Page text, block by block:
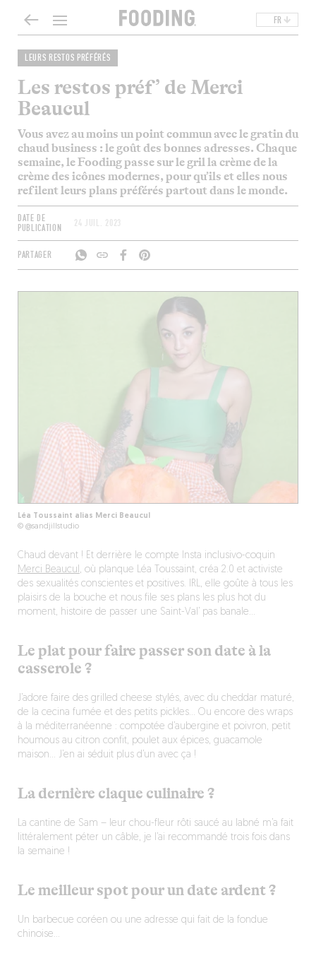
FR
LEURS RESTOS PRÉFÉRÉS
Les restos préf’ de Merci
Beaucul
Vous avez au moins un point commun avec le gratin du
chaudbusiness : le goût des bonnes adresses. Chaque
semaine, leFoodingpasse sur le gril la crème de la
crème des icônes modernes, pour qu’ils et elles nous
refilent leurs plans préférés partout dans le monde.
DATE DE
PUBLICATION
24 JUIL. 2023
PARTAGER
Léa Toussaint alias Merci Beaucul
© @sandjillstudio
Chaud devant ! Et derrière le compte Insta inclusivo-coquin
Merci Beaucul, où planque Léa Toussaint, créa 2.0 et activiste
des sexualités conscientes et positives. IRL, elle goûte à tous les
plaisirs de la bouche et nous file ses plans les plus hot du
moment, histoire de passer une Saint-Val’ pas banale…
Le plat pour faire passer son date à la
casserole ?
J’adore faire des grilled cheese stylés, avec du cheddar maturé,
de la cecina fumée et des petits pickles… Ou encore des wraps
à la méditerranéenne : compotée d’aubergine et poivron, petit
houmous au citron confit, poulet aux épices, guacamole
maison… J’en ai séduit plus d’un avec ça !
La dernière claque culinaire ?
La cantine de Sam – leur chou-fleur rôti saucé au labné m’a fait
littéralement péter un câble, je l’ai recommandé trois fois dans
la semaine !
Le meilleur spot pour un date ardent ?
Un barbecue coréen ou une adresse qui fait de la fondue
chinoise…